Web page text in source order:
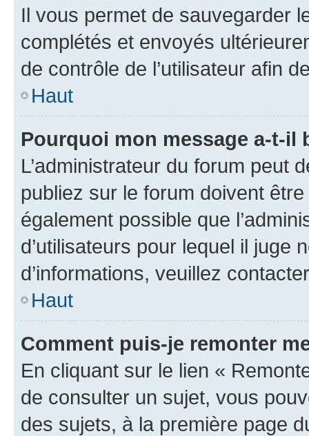
Il vous permet de sauvegarder
complétés et envoyés
de contrôle de l’utilisateur afin
Haut
Pourquoi mon message a-t-il
L’administrateur du forum peut
publiez sur le forum doivent
également possible que
d’utilisateurs pour lequel il juge
d’informations, veuillez
Haut
Comment puis-je remonter
En cliquant sur le lien «
de consulter un sujet, vous
des sujets, à la première page